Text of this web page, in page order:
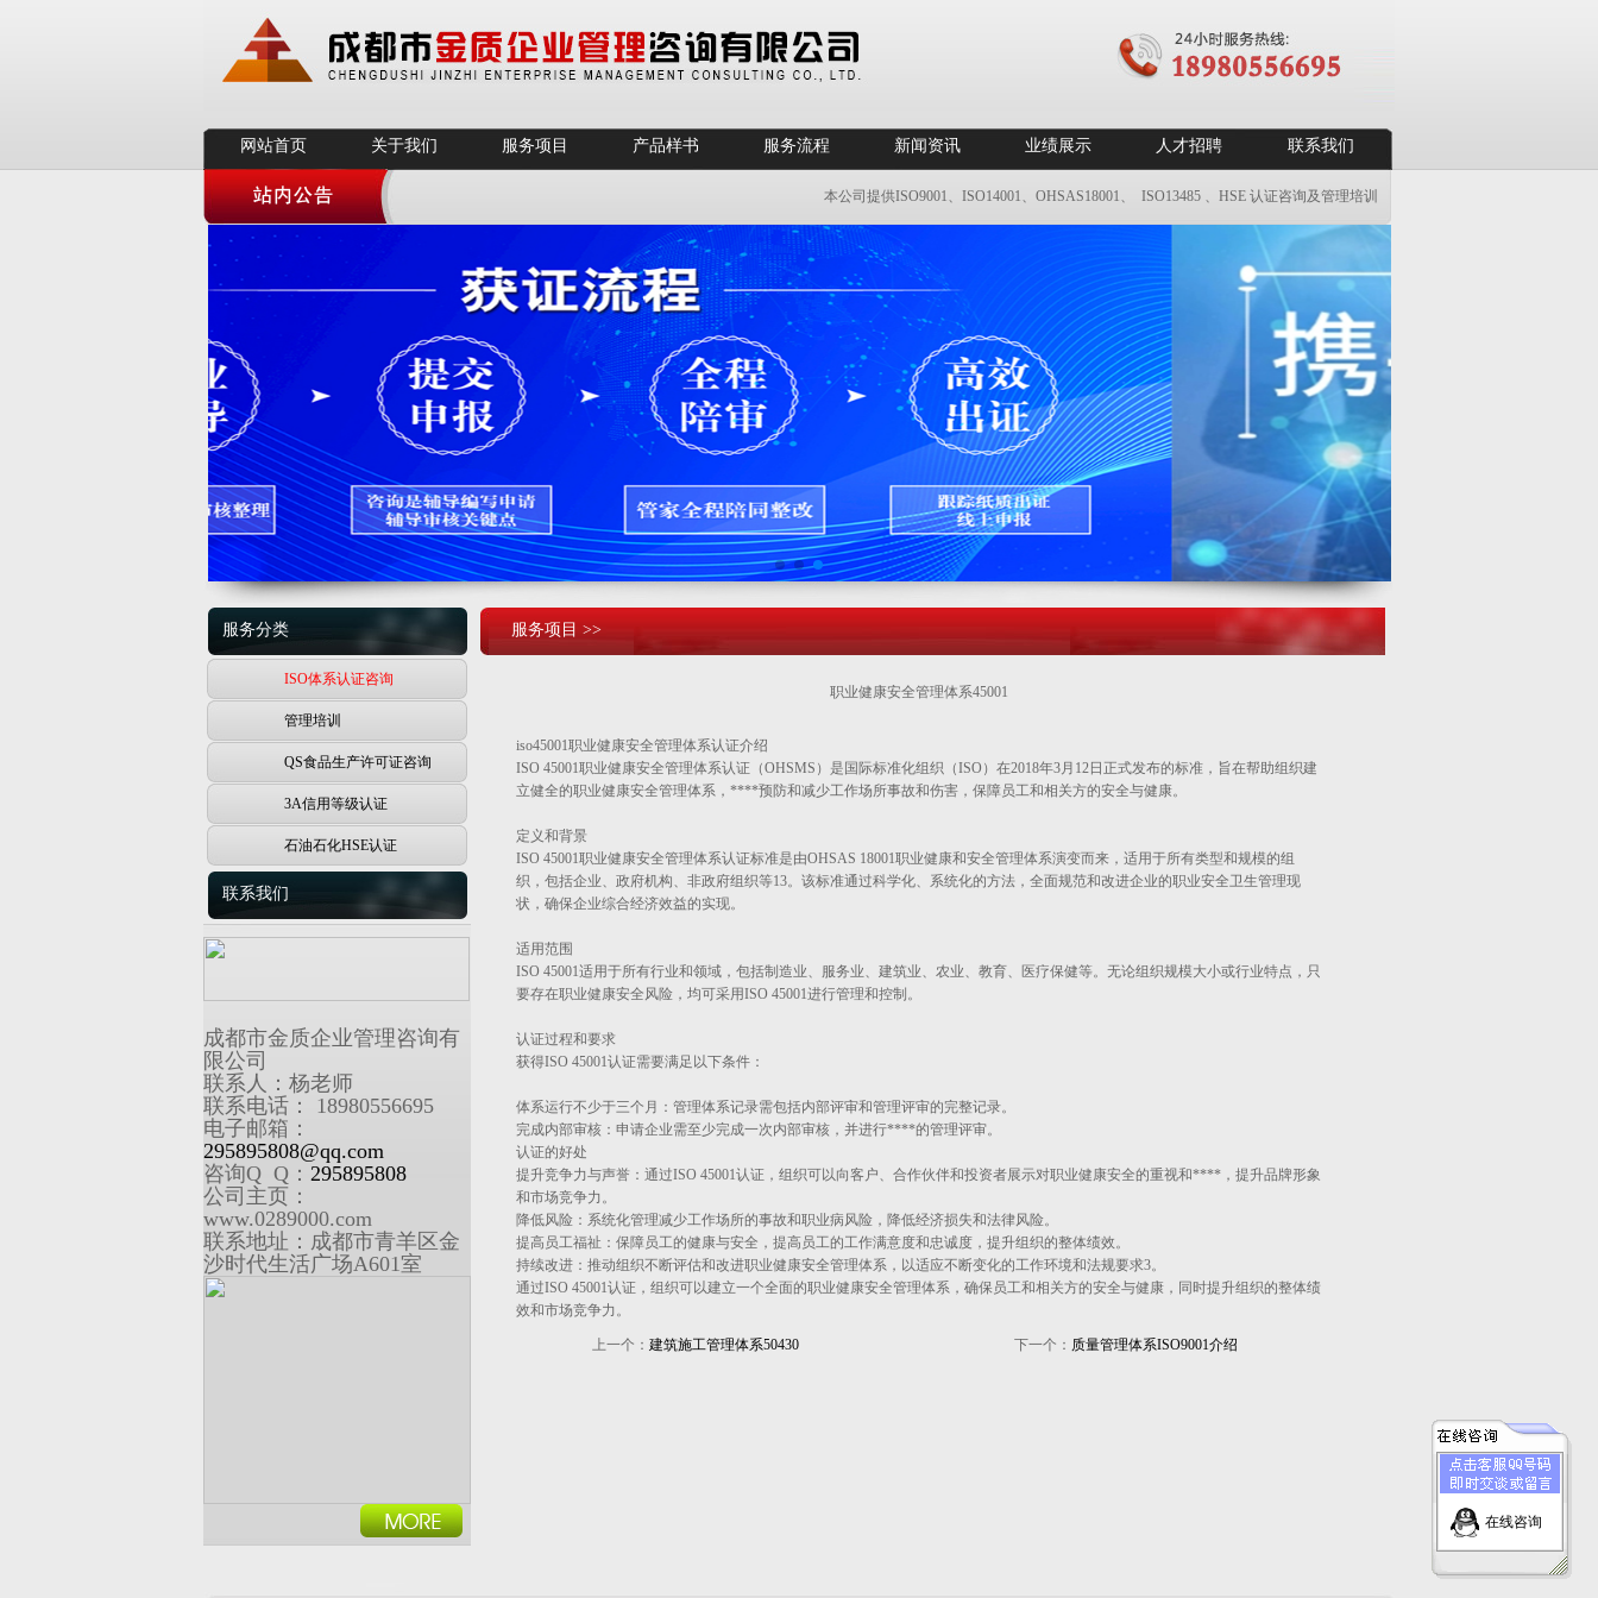
网站首页 关于我们 服务项目 产品样书 服务流程 新闻资讯 业绩展示 人才招聘 联系我们
本公司提供ISO9001、ISO14001、OHSAS18001、 ISO13485 、HSE 认证咨询及管理培训
服务分类
ISO体系认证咨询
管理培训
QS食品生产许可证咨询
3A信用等级认证
石油石化HSE认证
联系我们
成都市金质企业管理咨询有
限公司
联系人：杨老师
联系电话： 18980556695
电子邮箱：
295895808@qq.com
咨询Q Q： 295895808
公司主页：
www.0289000.com
联系地址：成都市青羊区金
沙时代生活广场A601室
服务项目 >>
职业健康安全管理体系45001
iso45001职业健康安全管理体系认证介绍
‌ISO 45001职业健康安全管理体系认证‌（OHSMS）是国际标准化组织（ISO）在2018年3月12日正式发布的标准，旨在帮助组织建
立健全的职业健康安全管理体系，****预防和减少工作场所事故和伤害，保障员工和相关方的安全与健康。
定义和背景
ISO 45001职业健康安全管理体系认证标准是由OHSAS 18001职业健康和安全管理体系演变而来，适用于所有类型和规模的组
织，包括企业、政府机构、非政府组织等‌13。该标准通过科学化、系统化的方法，全面规范和改进企业的职业安全卫生管理现
状，确保企业综合经济效益的实现‌。
适用范围
ISO 45001适用于所有行业和领域，包括制造业、服务业、建筑业、农业、教育、医疗保健等。无论组织规模大小或行业特点，只
要存在职业健康安全风险，均可采用ISO 45001进行管理和控制‌。
认证过程和要求
获得ISO 45001认证需要满足以下条件：
‌体系运行不少于三个月‌：管理体系记录需包括内部评审和管理评审的完整记录。
‌完成内部审核‌：申请企业需至少完成一次内部审核，并进行****的管理评审‌。
认证的好处
‌提升竞争力与声誉‌：通过ISO 45001认证，组织可以向客户、合作伙伴和投资者展示对职业健康安全的重视和****，提升品牌形象
和市场竞争力‌。
‌降低风险‌：系统化管理减少工作场所的事故和职业病风险，降低经济损失和法律风险‌。
‌提高员工福祉‌：保障员工的健康与安全，提高员工的工作满意度和忠诚度，提升组织的整体绩效‌。
‌持续改进‌：推动组织不断评估和改进职业健康安全管理体系，以适应不断变化的工作环境和法规要求‌3。
通过ISO 45001认证，组织可以建立一个全面的职业健康安全管理体系，确保员工和相关方的安全与健康，同时提升组织的整体绩
效和市场竞争力。
上一个： 建筑施工管理体系50430 下一个： 质量管理体系ISO9001介绍
在线咨询